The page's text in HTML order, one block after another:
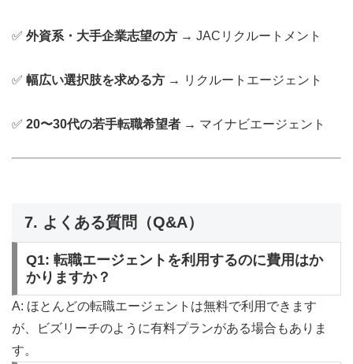
✅ 外資系・大手企業志望の方 → JACリクルートメント
✅ 幅広い選択肢を求める方 → リクルートエージェント
✅ 20〜30代の若手転職希望者 → マイナビエージェント
7. よくある質問（Q&A）
Q1: 転職エージェントを利用するのに費用はか
かりますか？
A: ほとんどの転職エージェントは無料で利用できます
が、ビズリーチのように有料プランがある場合もありま
す。